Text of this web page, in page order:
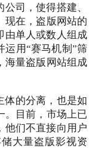
司，使得搭建、
现在，盗版网站的
由单人或数人组成
运用“赛马机制”筛
海量盗版网站组成
的分离，也是如
。目前，市场上已
他们不直接向用户
大量盗版影视资